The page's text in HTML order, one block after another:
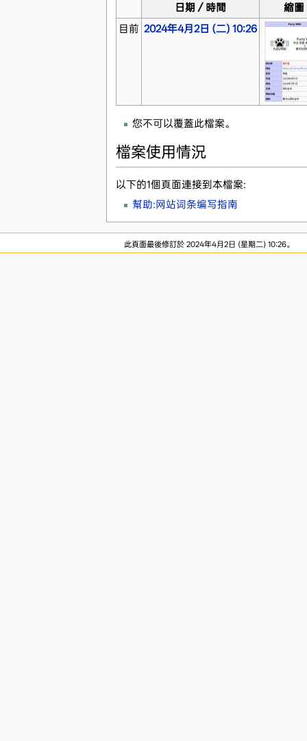
日期／時間
縮圖
目前 2024年4月2日 (二) 10:26
您不可以覆蓋此檔案。
檔案使用情況
以下的1個頁面連接到本檔案:
幫助:网站词条编写指南
此頁面最後修訂於 2024年4月2日 (星期二) 10:26。